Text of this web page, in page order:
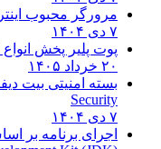
مرورگر محبوب
۷ دی ۱۴۰۴
پوت پلیر پخش
۲۰ خرداد ۱۴۰۵
بسته امنیتی بیت
Security
۷ دی ۱۴۰۴
اجرای برنامه بر